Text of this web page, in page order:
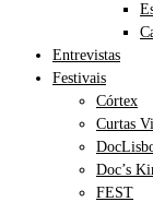
Entrevistas
Festivais
Córtex
Curtas
Doc’s
FEST